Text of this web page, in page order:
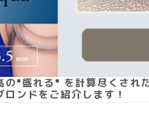
"盛れる" を計算尽くされ
ンドをご紹介します！